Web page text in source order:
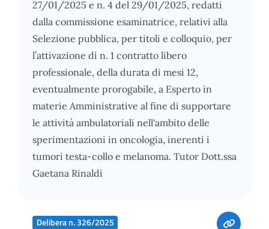
27/01/2025 e n. 4 del 29/01/2025, redatti
dalla commissione esaminatrice, relativi alla
Selezione pubblica, per titoli e colloquio, per
l’attivazione di n. 1 contratto libero
professionale, della durata di mesi 12,
eventualmente prorogabile, a Esperto in
materie Amministrative al fine di supportare
le attività ambulatoriali nell'ambito delle
sperimentazioni in oncologia, inerenti i
tumori testa-collo e melanoma. Tutor Dott.ssa
Gaetana Rinaldi
Delibera n. 326/2025